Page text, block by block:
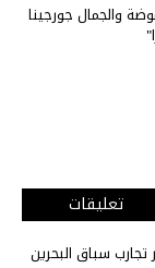
والجمال جورجينا
تعليقات
تجارب سباق البحرين